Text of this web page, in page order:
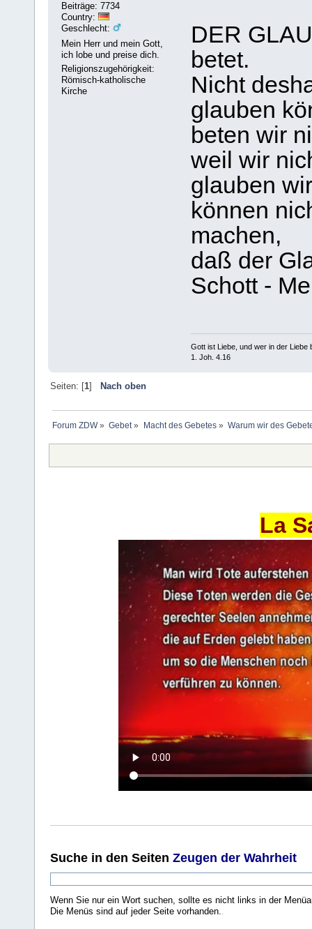
Beiträge: 7734
Country:
Geschlecht:
Mein Herr und mein Gott,
ich lobe und preise dich.
Religionszugehörigkeit:
Römisch-katholische
Kirche
DER
betet.
Nicht
glauben
beten wir
weil wir
glauben
können
machen,
daß der
Schott -
Gott ist Liebe, und wer in der Liebe
1. Joh. 4.16
Seiten: [1] Nach oben
Forum ZDW» Gebet » Macht des Gebetes» Warum wir des
La
Suche in den Seiten Zeugen der Wahrheit
Wenn Sie nur ein Wort suchen, sollte es nicht links in der
Die Menüs sind auf jeder Seite vorhanden.